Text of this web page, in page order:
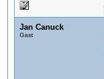
Jan Canuck
Gast